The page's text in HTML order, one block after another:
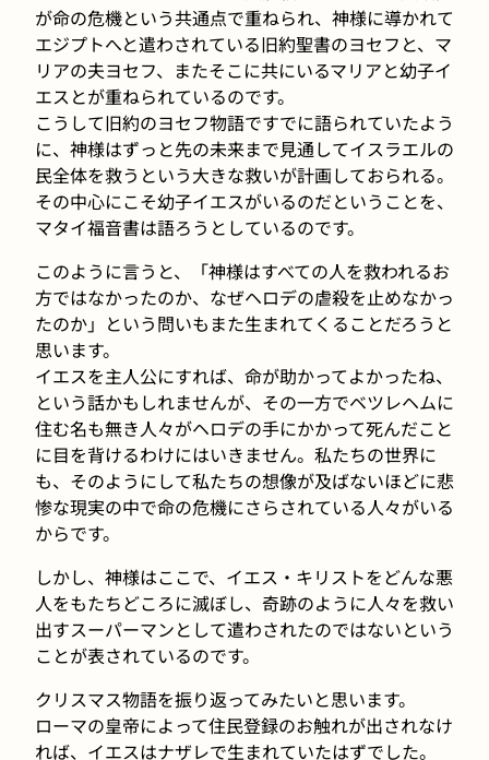
が命の危機という共通点で重ねられ、神様に導かれて
エジプトへと遣わされている旧約聖書のヨセフと、マ
リアの夫ヨセフ、またそこに共にいるマリアと幼子イ
エスとが重ねられているのです。
こうして旧約のヨセフ物語ですでに語られていたよう
に、神様はずっと先の未来まで見通してイスラエルの
民全体を救うという大きな救いが計画しておられる。
その中心にこそ幼子イエスがいるのだということを、
マタイ福音書は語ろうとしているのです。
このように言うと、「神様はすべての人を救われるお
方ではなかったのか、なぜヘロデの虐殺を止めなかっ
たのか」という問いもまた生まれてくることだろうと
思います。
イエスを主人公にすれば、命が助かってよかったね、
という話かもしれませんが、その一方でベツレヘムに
住む名も無き人々がヘロデの手にかかって死んだこと
に目を背けるわけにはいきません。私たちの世界に
も、そのようにして私たちの想像が及ばないほどに悲
惨な現実の中で命の危機にさらされている人々がいる
からです。
しかし、神様はここで、イエス・キリストをどんな悪
人をもたちどころに滅ぼし、奇跡のように人々を救い
出すスーパーマンとして遣わされたのではないという
ことが表されているのです。
クリスマス物語を振り返ってみたいと思います。
ローマの皇帝によって住民登録のお触れが出されなけ
れば、イエスはナザレで生まれていたはずでした。